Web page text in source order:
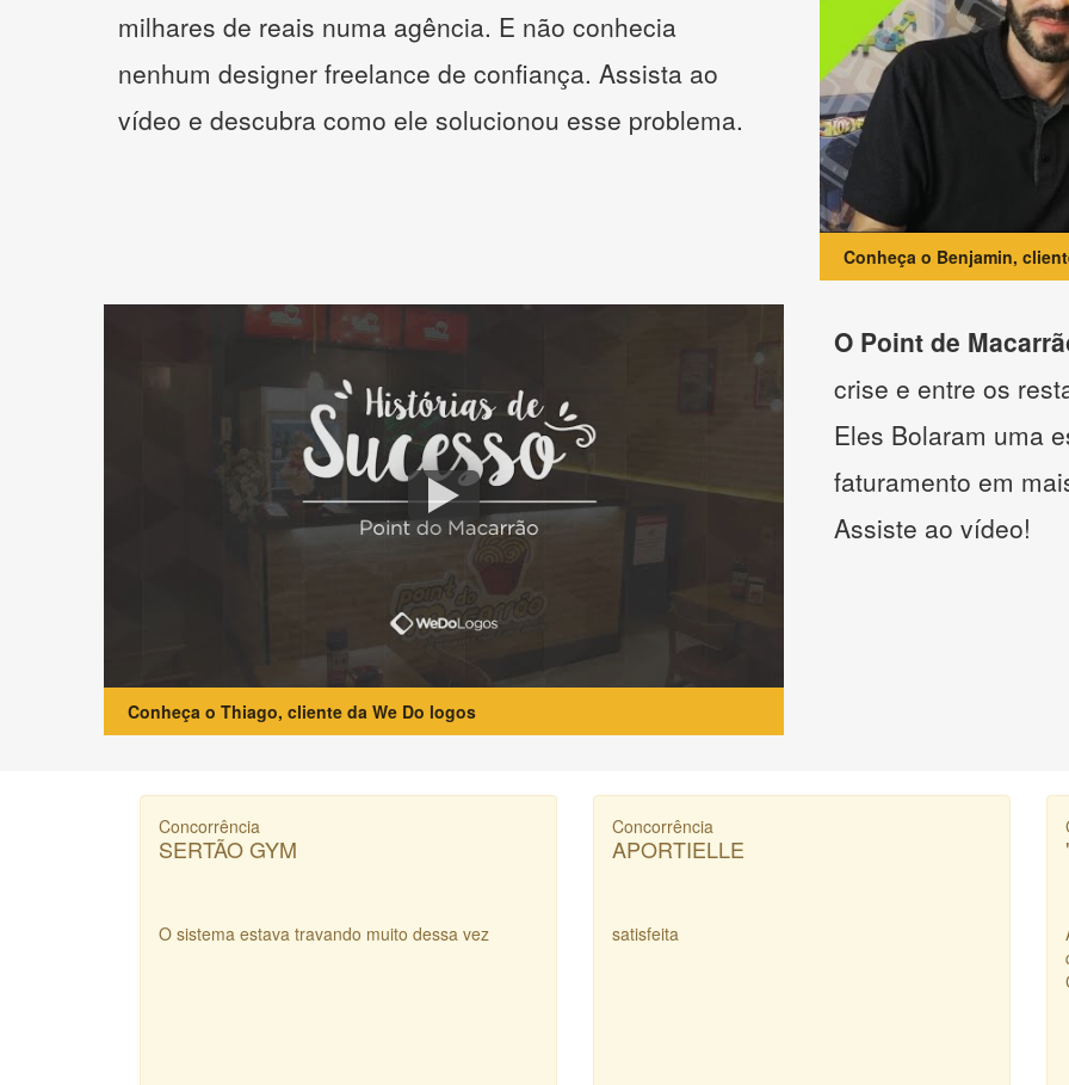
milhares de reais numa agência. E não conhecia
nenhum designer freelance de confiança. Assista ao
vídeo e descubra como ele solucionou esse problema.
Conheça o Benjamin,
Conheça o Thiago, cliente da We Do logos
O Point de
crise e entre os
Eles Bolaram uma
faturamento em
Assiste ao vídeo!
Concorrência
SERTÃO GYM
O sistema estava travando muito dessa vez
Concorrência
APORTIELLE
satisfeita